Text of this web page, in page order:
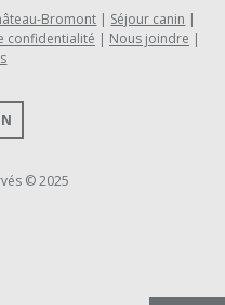
Bromont
Séjour canin
confidentialité
Nous joindre
© 2025